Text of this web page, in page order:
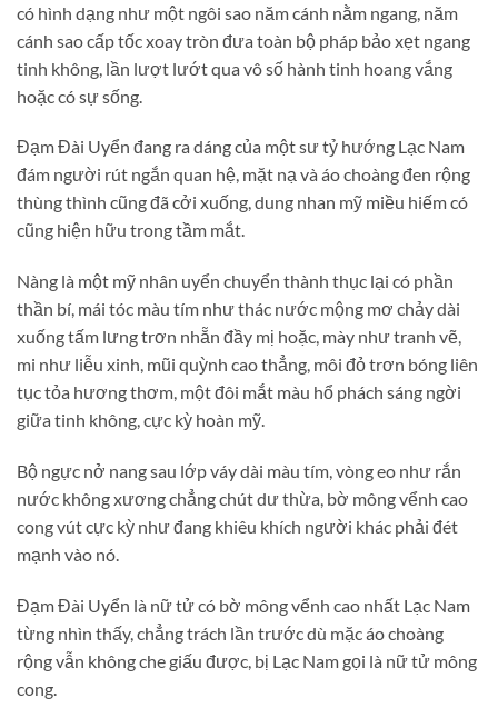
có hình dạng như một ngôi sao năm cánh nằm ngang, năm
cánh sao cấp tốc xoay tròn đưa toàn bộ pháp bảo xẹt ngang
tinh không, lần lượt lướt qua vô số hành tinh hoang vắng
hoặc có sự sống.
Đạm Đài Uyển đang ra dáng của một sư tỷ hướng Lạc Nam
đám người rút ngắn quan hệ, mặt nạ và áo choàng đen rộng
thùng thình cũng đã cởi xuống, dung nhan mỹ miều hiếm có
cũng hiện hữu trong tầm mắt.
Nàng là một mỹ nhân uyển chuyển thành thục lại có phần
thần bí, mái tóc màu tím như thác nước mộng mơ chảy dài
xuống tấm lưng trơn nhẵn đầy mị hoặc, mày như tranh vẽ,
mi như liễu xinh, mũi quỳnh cao thẳng, môi đỏ trơn bóng liên
tục tỏa hương thơm, một đôi mắt màu hổ phách sáng ngời
giữa tinh không, cực kỳ hoàn mỹ.
Bộ ngực nở nang sau lớp váy dài màu tím, vòng eo như rắn
nước không xương chẳng chút dư thừa, bờ mông vểnh cao
cong vút cực kỳ như đang khiêu khích người khác phải đét
mạnh vào nó.
Đạm Đài Uyển là nữ tử có bờ mông vểnh cao nhất Lạc Nam
từng nhìn thấy, chẳng trách lần trước dù mặc áo choàng
rộng vẫn không che giấu được, bị Lạc Nam gọi là nữ tử mông
cong.